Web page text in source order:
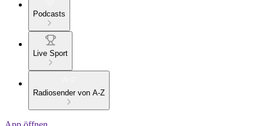
Podcasts
Live Sport
Radiosender von A-Z